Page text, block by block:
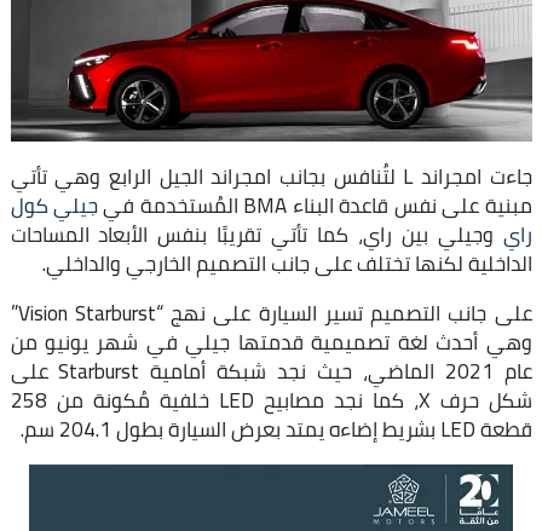
جاءت امجراند L لتُنافس بجانب امجراند الجيل الرابع وهي تأتي
مبنية على نفس قاعدة البناء BMA المُستخدمة في جيلي كول
راي وجيلي بين راي، كما تأتي تقريبًا بنفس الأبعاد المساحات
الداخلية لكنها تختلف على جانب التصميم الخارجي والداخلي.
على جانب التصميم تسير السيارة على نهج “Vision Starburst”
وهي أحدث لغة تصميمية قدمتها جيلي في شهر يونيو من
عام 2021 الماضي، حيث نجد شبكة أمامية Starburst على
شكل حرف X، كما نجد مصابيح LED خلفية مُكونة من 258
قطعة LED بشريط إضاءه يمتد بعرض السيارة بطول 204.1 سم.